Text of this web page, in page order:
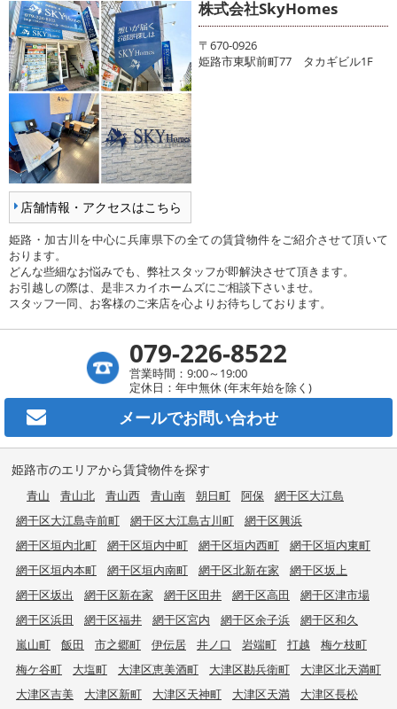
店舗情報・アクセスはこちら
株式会社SkyHomes
〒670-0926
姫路市東駅前町77 タカギビル1F
姫路・加古川を中心に兵庫県下の全ての賃貸物件をご紹介させて頂いて
おります。
どんな些細なお悩みでも、弊社スタッフが即解決させて頂きます。
お引越しの際は、是非スカイホームズにご相談下さいませ。
スタッフ一同、お客様のご来店を心よりお待ちしております。
079-226-8522
営業時間：9:00～19:00
定休日：年中無休 (年末年始を除く)
メールでお問い合わせ
姫路市のエリアから賃貸物件を探す
青山 青山北 青山西 青山南 朝日町 阿保
網干区大江島
網干区大江島寺前町
網干区大江島古川町
網干区興浜
網干区垣内北町
網干区垣内中町 網干区垣内西町
網干区垣内東町
網干区垣内本町
網干区垣内南町 網干区北新在家
網干区坂上
網干区坂出
網干区新在家 網干区田井 網干区高田
網干区津市場
網干区浜田
網干区福井 網干区宮内 網干区余子浜
網干区和久
嵐山町
飯田 市之郷町 伊伝居 井ノ口 岩端町 打越
梅ケ枝町
梅ケ谷町
大塩町 大津区恵美酒町 大津区勘兵衛町
大津区北天満町
大津区吉美
大津区新町 大津区天神町 大津区天満
大津区長松